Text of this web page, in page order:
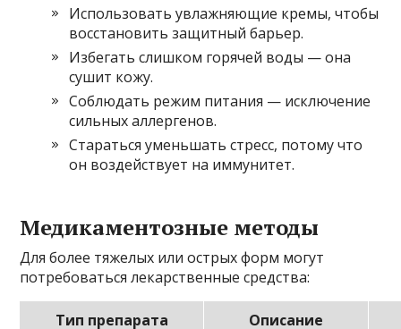
Использовать увлажняющие кремы, чтобы
восстановить защитный барьер.
Избегать слишком горячей воды — она
сушит кожу.
Соблюдать режим питания — исключение
сильных аллергенов.
Стараться уменьшать стресс, потому что
он воздействует на иммунитет.
Медикаментозные методы
Для более тяжелых или острых форм могут
потребоваться лекарственные средства:
Тип препарата Описание